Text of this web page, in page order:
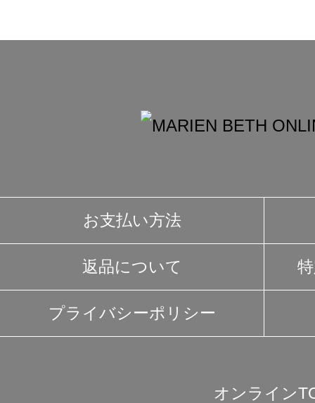
お支払い方法
返品について
プライバシーポリシー
オンライン